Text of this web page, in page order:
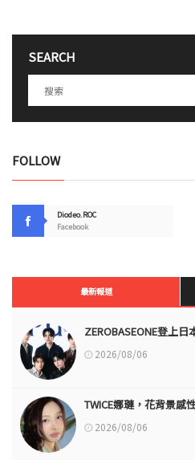
SEARCH
FOLLOW
Diodeo.ROC
Facebook
最新報道
ZEROBASEONE登上
2026/08/06
TWICE娜璉，花背景
2026/08/06